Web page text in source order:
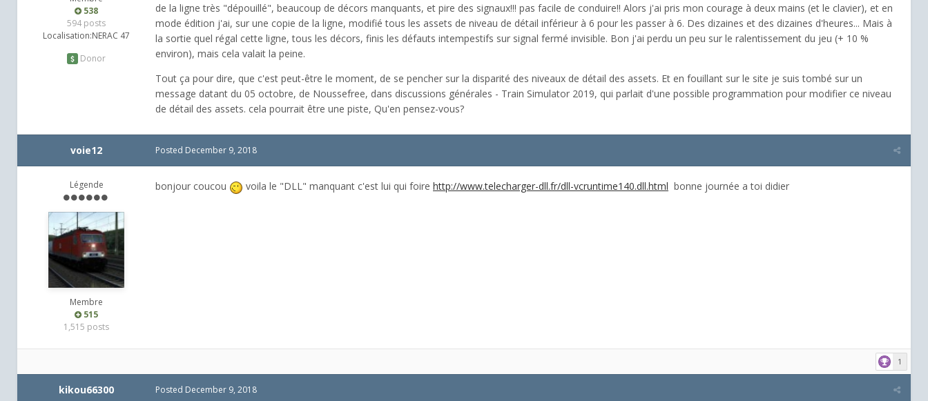
538
594 posts
Localisation:NERAC 47
Donor
de la ligne très "dépouillé", beaucoup de décors manquants, et pire des signaux!!! pas facile de conduire!! Alors j'ai pris mon courage à deux mains (et le clavier), et en
mode édition j'ai, sur une copie de la ligne, modifié tous les assets de niveau de détail inférieur à 6 pour les passer à 6. Des dizaines et des dizaines d'heures... Mais à
la sortie quel régal cette ligne, tous les décors, finis les défauts intempestifs sur signal fermé invisible. Bon j'ai perdu un peu sur le ralentissement du jeu (+ 10 %
environ), mais cela valait la peine.
Tout ça pour dire, que c'est peut-être le moment, de se pencher sur la disparité des niveaux de détail des assets. Et en fouillant sur le site je suis tombé sur un
message datant du 05 octobre, de Noussefree, dans discussions générales - Train Simulator 2019, qui parlait d'une possible programmation pour modifier ce niveau
de détail des assets. cela pourrait être une piste, Qu'en pensez-vous?
voie12
Légende
Membre
515
1,515 posts
Posted December 9, 2018
bonjour coucou voila le "DLL" manquant c'est lui qui foire http://www.telecharger-dll.fr/dll-vcruntime140.dll.html bonne journée a toi didier
1
kikou66300 Posted December 9, 2018